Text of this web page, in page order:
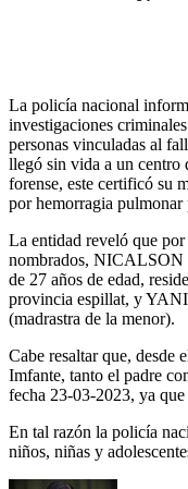
La policía nacional
investigaciones
personas vinculadas al
llegó sin vida a un centro
forense, este certificó su
por hemorragia pulmonar
La entidad reveló que por
nombrados, NICALSON
de 27 años de edad,
provincia espillat, y
(madrastra de la menor).
Cabe resaltar que, desde
Imfante, tanto el padre
fecha 23-03-2023, ya
En tal razón la policía
niños, niñas y